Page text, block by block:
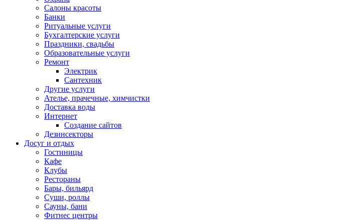
Салоны красоты
Банки
Ритуальные услуги
Бухгалтерские услуги
Праздники, свадьбы
Образовательные услуги
Ремонт
Электрик
Сантехник
Другие услуги
Ателье, прачечные, химчистки
Доставка воды
Интернет
Создание сайтов
Дезинсекторы
Досуг и отдых
Гостиницы
Кафе
Клубы
Рестораны
Бары, бильярд
Суши, роллы
Сауны, бани
Фитнес центры